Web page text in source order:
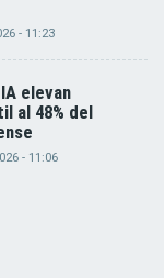
- 11:23
elevan
al 48% del
- 11:06